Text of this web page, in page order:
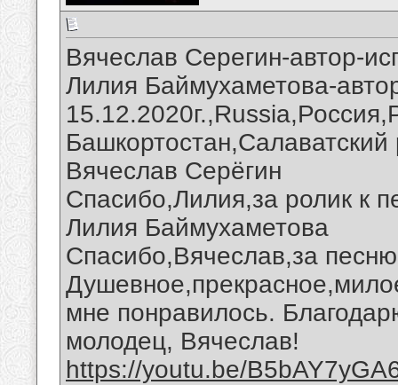
Вячеслав Серегин-автор-
Лилия Баймухаметова-
Вячеслав Серёгин
Спасибо,Лилия,за ролик к
Лилия Баймухаметова
Спасибо,Вячеслав,за
мне понравилось.
молодец, Вячеслав!
https://youtu.be/